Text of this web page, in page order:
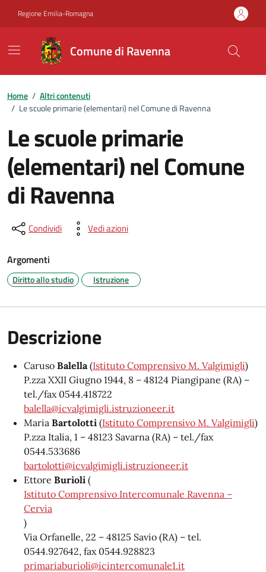
Regione Emilia-Romagna
Comune di Ravenna
Home / Altri contenuti
/ Le scuole primarie (elementari) nel Comune di Ravenna
Le scuole primarie
(elementari) nel Comune
di Ravenna
Dettagli della notizia
Condividi Vedi azioni
Argomenti
Diritto allo studio Istruzione
Descrizione
Caruso Balella(Istituto Comprensivo M. Valgimigli)
P.zza XXII Giugno 1944, 8 – 48124 Piangipane (RA) –
tel./fax 0544.418722
balella@icvalgimigli.istruzioneer.it
Maria Bartolotti (Istituto Comprensivo M. Valgimigli)
P.zza Italia, 1 – 48123 Savarna (RA) – tel./fax
0544.533686
bartolotti@icvalgimigli.istruzioneer.it
Ettore Burioli (
Istituto Comprensivo Intercomunale Ravenna –
Cervia
)
Via Orfanelle, 22 – 48125 Savio (RA) – tel.
0544.927642, fax 0544.928823
primariaburioli@icintercomunale1.it